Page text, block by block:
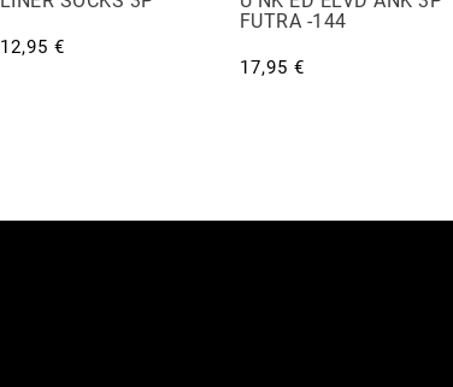
12,95 €
FUTRA -144
17,95 €